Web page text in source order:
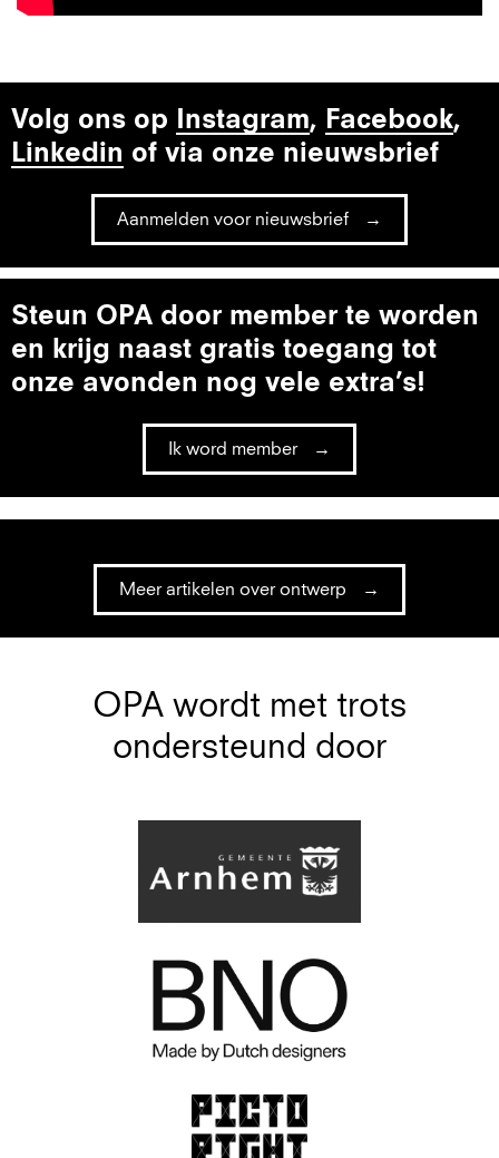
Volg ons op Instagram, Facebook,
Linkedin of via onze nieuwsbrief
Aanmelden voor nieuwsbrief
Steun OPA door member te worden
en krijg naast gratis toegang tot
onze avonden nog vele extra’s!
Ik word member
Meer artikelen over ontwerp
OPA wordt met trots
ondersteund door